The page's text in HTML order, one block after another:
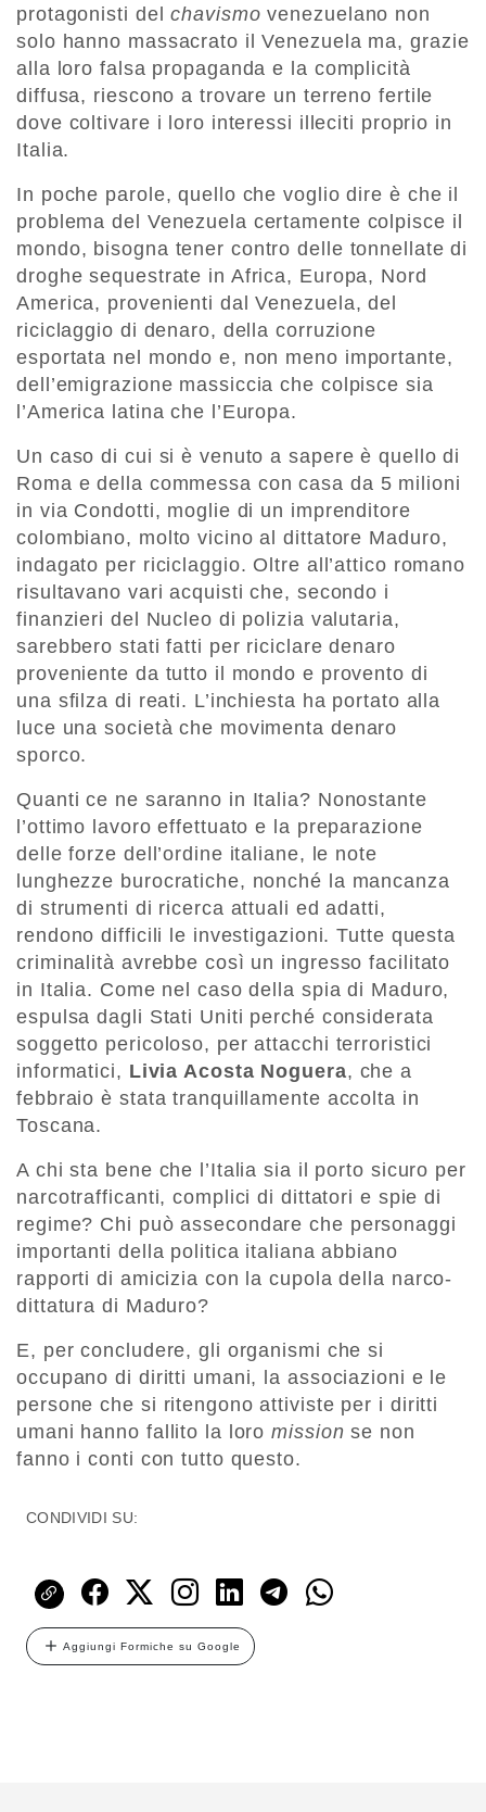
protagonisti delchavismo venezuelano non
solo hanno massacrato il Venezuela ma, grazie
alla loro falsa propaganda e la complicità
diffusa, riescono a trovare un terreno fertile
dove coltivare i loro interessi illeciti proprio in
Italia.
In poche parole, quello che voglio dire è che il
problema del Venezuela certamente colpisce il
mondo, bisogna tener contro delle tonnellate di
droghe sequestrate in Africa, Europa, Nord
America, provenienti dal Venezuela, del
riciclaggio di denaro, della corruzione
esportata nel mondo e, non meno importante,
dell’emigrazione massiccia che colpisce sia
l’America latina che l’Europa.
Un caso di cui si è venuto a sapere è quello di
Roma e della commessa con casa da 5 milioni
in via Condotti, moglie di un imprenditore
colombiano, molto vicino al dittatore Maduro,
indagato per riciclaggio. Oltre all’attico romano
risultavano vari acquisti che, secondo i
finanzieri del Nucleo di polizia valutaria,
sarebbero stati fatti per riciclare denaro
proveniente da tutto il mondo e provento di
una sfilza di reati. L’inchiesta ha portato alla
luce una società che movimenta denaro
sporco.
Quanti ce ne saranno in Italia? Nonostante
l’ottimo lavoro effettuato e la preparazione
delle forze dell’ordine italiane, le note
lunghezze burocratiche, nonché la mancanza
di strumenti di ricerca attuali ed adatti,
rendono difficili le investigazioni. Tutte questa
criminalità avrebbe così un ingresso facilitato
in Italia. Come nel caso della spia di Maduro,
espulsa dagli Stati Uniti perché considerata
soggetto pericoloso, per attacchi terroristici
informatici, Livia Acosta Noguera, che a
febbraio è stata tranquillamente accolta in
Toscana.
A chi sta bene che l’Italia sia il porto sicuro per
narcotrafficanti, complici di dittatori e spie di
regime? Chi può assecondare che personaggi
importanti della politica italiana abbiano
rapporti di amicizia con la cupola della narco-
dittatura di Maduro?
E, per concludere, gli organismi che si
occupano di diritti umani, la associazioni e le
persone che si ritengono attiviste per i diritti
umani hanno fallito la loromission se non
fanno i conti con tutto questo.
CONDIVIDI SU:
Aggiungi Formiche su Google